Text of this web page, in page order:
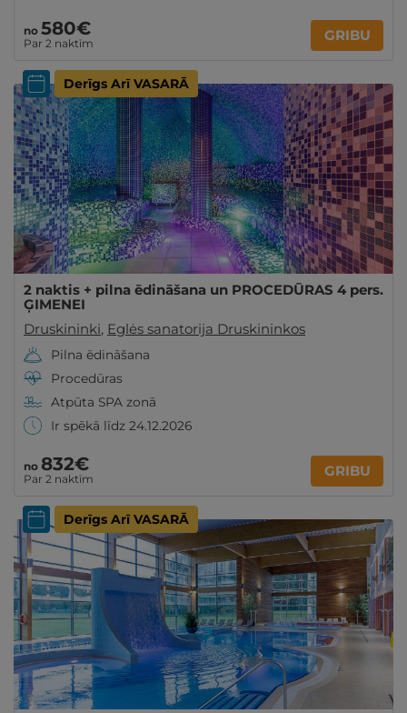
no 580€
Par 2 naktīm GRIBU
Derīgs Arī VASARĀ
2 naktis + pilna ēdināšana un PROCEDŪRAS 4 pers.
ĢIMENEI
Druskininki, Eglės sanatorija Druskininkos
Pilna ēdināšana
Procedūras
Atpūta SPA zonā
Ir spēkā līdz 24.12.2026
no 832€
Par 2 naktīm GRIBU
Derīgs Arī VASARĀ